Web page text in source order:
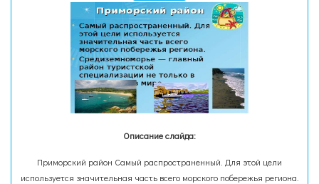
Описание слайда:
Приморский район Самый распространенный. Для этой цели
используется значительная часть всего морского побережья региона.